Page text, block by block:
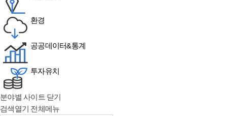
환경
공공데이터&통계
투자유치
분야별 사이트 닫기
검색열기 전체메뉴